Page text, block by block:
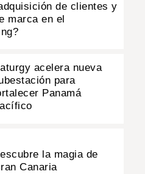
de clientes y
marca en el
acelera nueva
para
Panamá
la magia de
Canaria